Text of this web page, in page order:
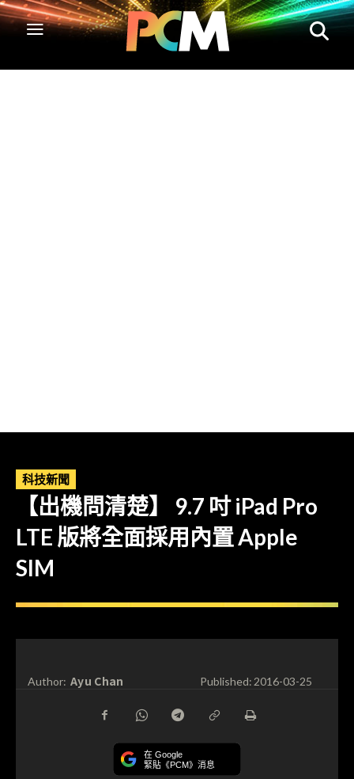
科技新聞
【出機問清楚】 9.7 吋 iPad Pro
LTE 版將全面採用內置 Apple
SIM
Author: Ayu Chan Published:2016-03-25
在 Google
緊貼《PCM》消息